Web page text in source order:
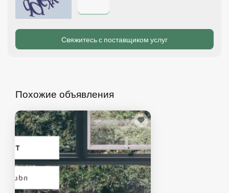
Похожие объявления